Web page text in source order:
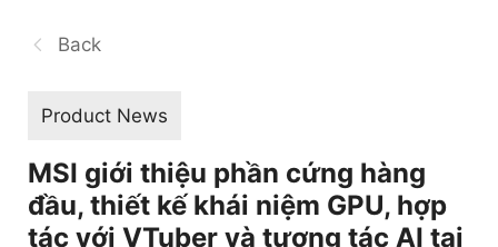
Back
Product News
MSI giới thiệu phần cứng hàng
đầu, thiết kế khái niệm GPU, hợp
tác với VTuber và tương tác AI tại